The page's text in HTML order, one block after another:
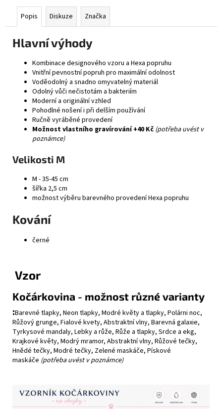
Popis Diskuze Značka
Hlavní výhody
Kombinace designového vzoru a Hexa popruhu
Vnitřní pevnostní popruh pro maximální odolnost
Voděodolný a snadno omyvatelný materiál
Odolný vůči nečistotám a bakteriím
Moderní a originální vzhled
Pohodlné nošení i při delším používání
Ručně vyráběné provedení
Možnost vlastního gravírování +40 Kč (potřeba uvést v
poznámce)
Velikosti M
M - 35-45 cm
šířka 2,5 cm
možnost výběru barevného provedení Hexa popruhu
Kování
černé
Vzor
Kočárkovina - možnost různé varianty
:Barevné tlapky, Neon tlapky, Modré květy a tlapky, Polárni noc,
Růžový grunge, Fialové kvety, Abstraktní vlny, Barevná galaxie,
Tyrkysové mandaly, Lebky a růže, Růže a tlapky, Srdce a ekg,
Krajkové květy, Modrý mramor, Abstraktní vlny, Růžové tečky,
Hnědé tečky, Modré tečky, Zelené maskáče, Pískové
maskáče (potřeba uvést v poznámce)